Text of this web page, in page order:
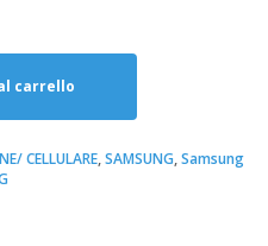
carrello
CELLULARE,SAMSUNG,Samsung